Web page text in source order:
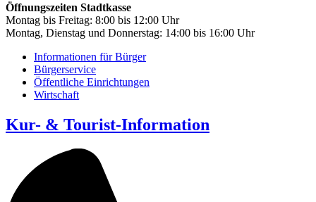
Öffnungszeiten Stadtkasse
Montag bis Freitag: 8:00 bis 12:00 Uhr
Montag, Dienstag und Donnerstag: 14:00 bis 16:00 Uhr
Informationen für Bürger
Bürgerservice
Öffentliche Einrichtungen
Wirtschaft
Kur- & Tourist-Information